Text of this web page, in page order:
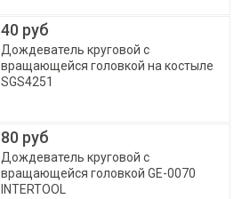
40 руб
Дождеватель круговой с
вращающейся головкой на костыле
SGS4251
80 руб
Дождеватель круговой с
вращающейся головкой GE-0070
INTERTOOL